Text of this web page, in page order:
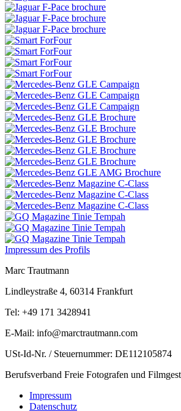
Impressum des Profils
Marc Trautmann
Lindleystraße 4, 60314 Frankfurt
Tel: +49 171 3428941
E-Mail: info@marctrautmann.com
USt-Id-Nr. / Steuernummer: DE112105874
Berufsverband Freie Fotografen und
Impressum
Datenschutz